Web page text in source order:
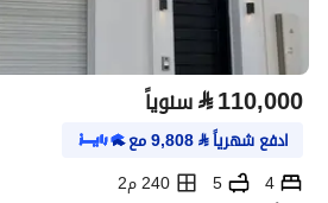
⃁110,000 سنوياً
ادفع شهرياً⃁
9,808مع
4
5
240 م2